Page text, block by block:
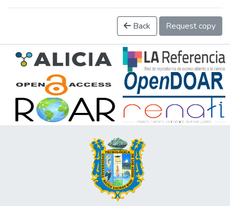
Back Request copy